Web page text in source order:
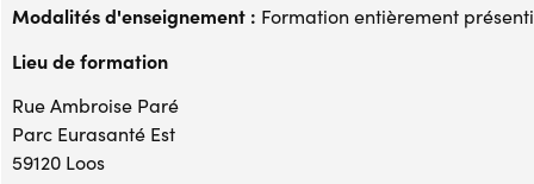
Modalités d'enseignement : Formation entièrement
Lieu de formation
Rue Ambroise Paré
Parc Eurasanté Est
59120 Loos